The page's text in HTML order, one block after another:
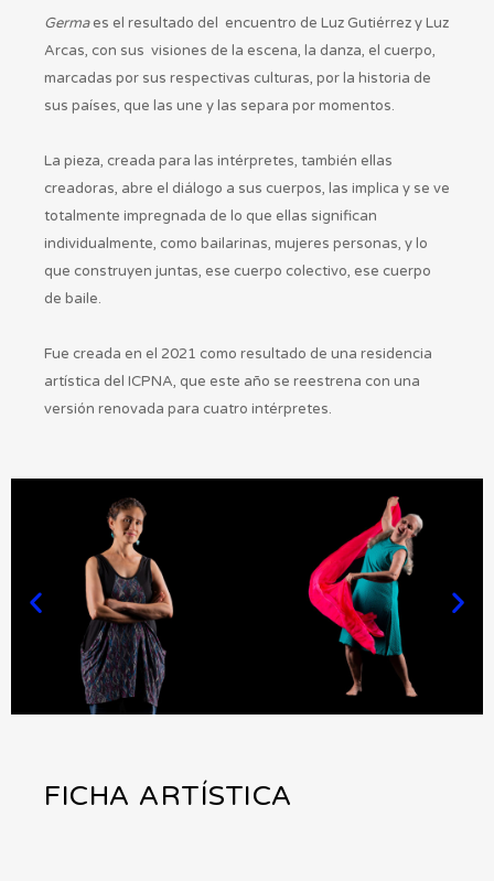
Germaes el resultado del encuentro de Luz Gutiérrez y Luz
Arcas, con sus visiones de la escena, la danza, el cuerpo,
marcadas por sus respectivas culturas, por la historia de
sus países, que las une y las separa por momentos.
La pieza, creada para las intérpretes, también ellas
creadoras, abre el diálogo a sus cuerpos, las implica y se ve
totalmente impregnada de lo que ellas significan
individualmente, como bailarinas, mujeres personas, y lo
que construyen juntas, ese cuerpo colectivo, ese cuerpo
de baile.
Fue creada en el 2021 como resultado de una residencia
artística del ICPNA, que este año se reestrena con una
versión renovada para cuatro intérpretes.
FICHA ARTÍSTICA